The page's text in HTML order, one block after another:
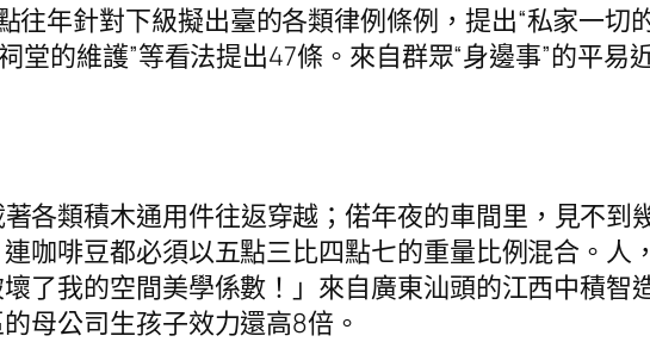
往年針對下級擬出臺的各類律例條例，提出“私家一切
堂的維護”等看法提出47條。來自群眾“身邊事”的平
各類積木通用件往返穿越；偌年夜的車間里，見不到
咖啡豆都必須以五點三比四點七的重量比例混合。人
了我的空間美學係數！」來自廣東汕頭的江西中積智
母公司生孩子效力還高8倍。